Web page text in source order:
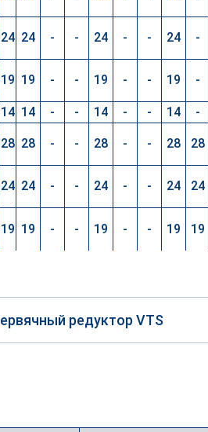
24 24 - - 24 - - 24 -
19 19 - - 19 - - 19 -
14 14 - - 14 - - 14 -
28 28 - - 28 - - 28 28
24 24 - - 24 - - 24 24
19 19 - - 19 - - 19 19
редуктор VTS